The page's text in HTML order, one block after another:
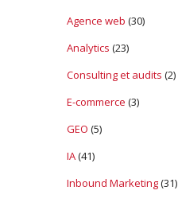
Agence web (30)
Analytics (23)
Consulting et audits (2)
E-commerce (3)
GEO (5)
IA(41)
Inbound Marketing(31)